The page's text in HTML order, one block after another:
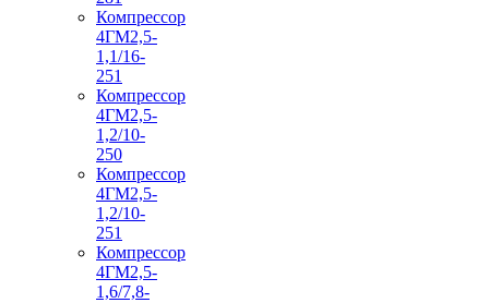
Компрессор
4ГМ2,5-
1,1/16-
251
Компрессор
4ГМ2,5-
1,2/10-
250
Компрессор
4ГМ2,5-
1,2/10-
251
Компрессор
4ГМ2,5-
1,6/7,8-